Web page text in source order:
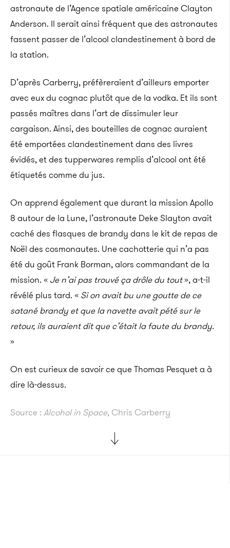
astronaute de l’Agence spatiale américaine Clayton
Anderson. Il serait ainsi fréquent que des astronautes
fassent passer de l’alcool clandestinement à bord de
la station.
D’après Carberry, préfèreraient d’ailleurs emporter
avec eux du cognac plutôt que de la vodka. Et ils sont
passés maîtres dans l’art de dissimuler leur
cargaison. Ainsi, des bouteilles de cognac auraient
été emportées clandestinement dans des livres
évidés, et des tupperwares remplis d’alcool ont été
étiquetés comme du jus.
On apprend également que durant la mission Apollo
8 autour de la Lune, l’astronaute Deke Slayton avait
caché des flasques de brandy dans le kit de repas de
Noël des cosmonautes. Une cachotterie qui n’a pas
été du goût Frank Borman, alors commandant de la
mission. « Je n’ai pas trouvé ça drôle du tout», a-t-il
révélé plus tard. « Si on avait bu une goutte de ce
satané brandy et que la navette avait pété sur le
retour, ils auraient dit que c’était la faute du brandy.
»
On est curieux de savoir ce que Thomas Pesquet a à
dire là-dessus.
Source : Alcohol in Space, Chris Carberry